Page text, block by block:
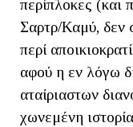
περίπλοκες (και
Σαρτρ/Καμύ, δεν
περί
αφού η εν λόγω
αταίριαστων
χωνεμένη